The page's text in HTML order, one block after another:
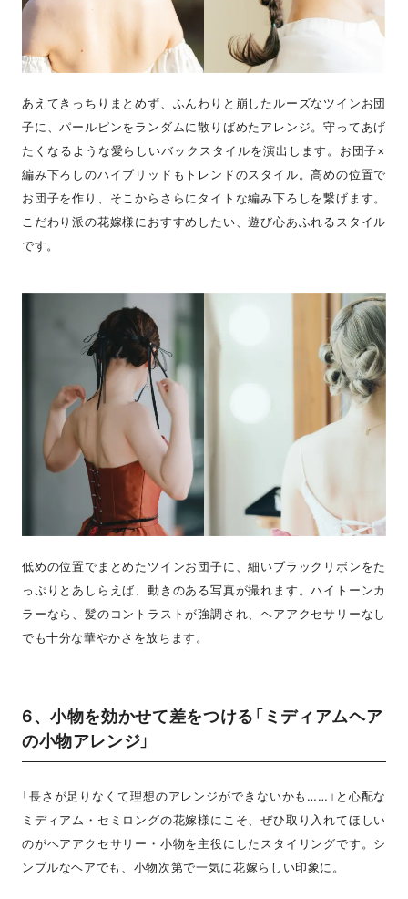
あえてきっちりまとめず、ふんわりと崩したルーズなツインお団
子に、パールピンをランダムに散りばめたアレンジ。守ってあげ
たくなるような愛らしいバックスタイルを演出します。お団子×
編み下ろしのハイブリッドもトレンドのスタイル。高めの位置で
お団子を作り、そこからさらにタイトな編み下ろしを繋げます。
こだわり派の花嫁様におすすめしたい、遊び心あふれるスタイル
です。
低めの位置でまとめたツインお団子に、細いブラックリボンをた
っぷりとあしらえば、動きのある写真が撮れます。ハイトーンカ
ラーなら、髪のコントラストが強調され、ヘアアクセサリーなし
でも十分な華やかさを放ちます。
6、小物を効かせて差をつける「ミディアムヘア
の小物アレンジ」
「長さが足りなくて理想のアレンジができないかも……」と心配な
ミディアム・セミロングの花嫁様にこそ、ぜひ取り入れてほしい
のがヘアアクセサリー・小物を主役にしたスタイリングです。シ
ンプルなヘアでも、小物次第で一気に花嫁らしい印象に。